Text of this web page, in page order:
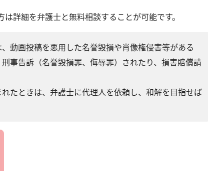
詳細を弁護士と無料相談することが可能です。
動画投稿を悪用した名誉毀損や肖像権侵害等がある
事告訴（名誉毀損罪、侮辱罪）されたり、損害賠償請
たときは、弁護士に代理人を依頼し、和解を目指せば